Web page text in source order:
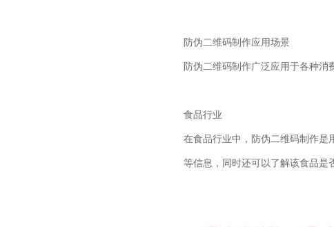
防伪二维码制作应用场景
防伪二维码制作广泛应用于各种消
食品行业
在食品行业中，防伪二维码制作是
等信息，同时还可以了解该食品是